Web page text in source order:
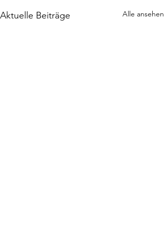
Aktuelle Beiträge Alle ansehen